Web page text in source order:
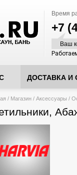
Время
+7
Ваш
ДОСТАВКА И
/ Магазин / Аксессуары /